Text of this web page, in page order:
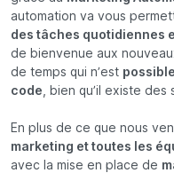
automation va vous
des tâches quotidiennes
de bienvenue aux
de temps qui n’est
code , bien qu’il existe des
En plus de ce que nous
marketing et toutes les
avec la mise en place de